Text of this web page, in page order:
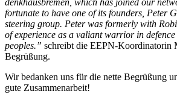
denkhausbremen, which has joined our
fortunate to have one of its founders, Peter
steering group. Peter was formerly with
of experience as a valiant warrior in defence
peoples.” schreibt die EEPN-Koordinatorin
Begrüßung.
Wir bedanken uns für die nette Begrüßung
gute Zusammenarbeit!